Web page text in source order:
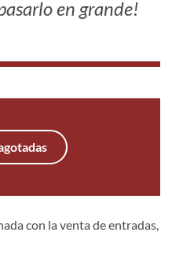
en grande!
con la venta de entradas,